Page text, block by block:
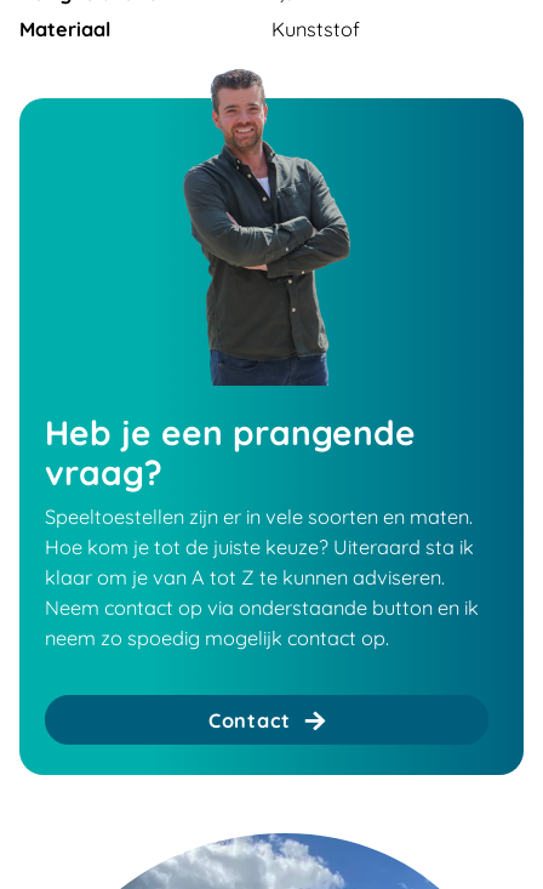
Materiaal
Kunststof
Heb je een prangende
vraag?
Speeltoestellen zijn er in vele soorten en maten.
Hoe kom je tot de juiste keuze? Uiteraard sta ik
klaar om je van A tot Z te kunnen adviseren.
Neem contact op via onderstaande button en ik
neem zo spoedig mogelijk contact op.
Contact